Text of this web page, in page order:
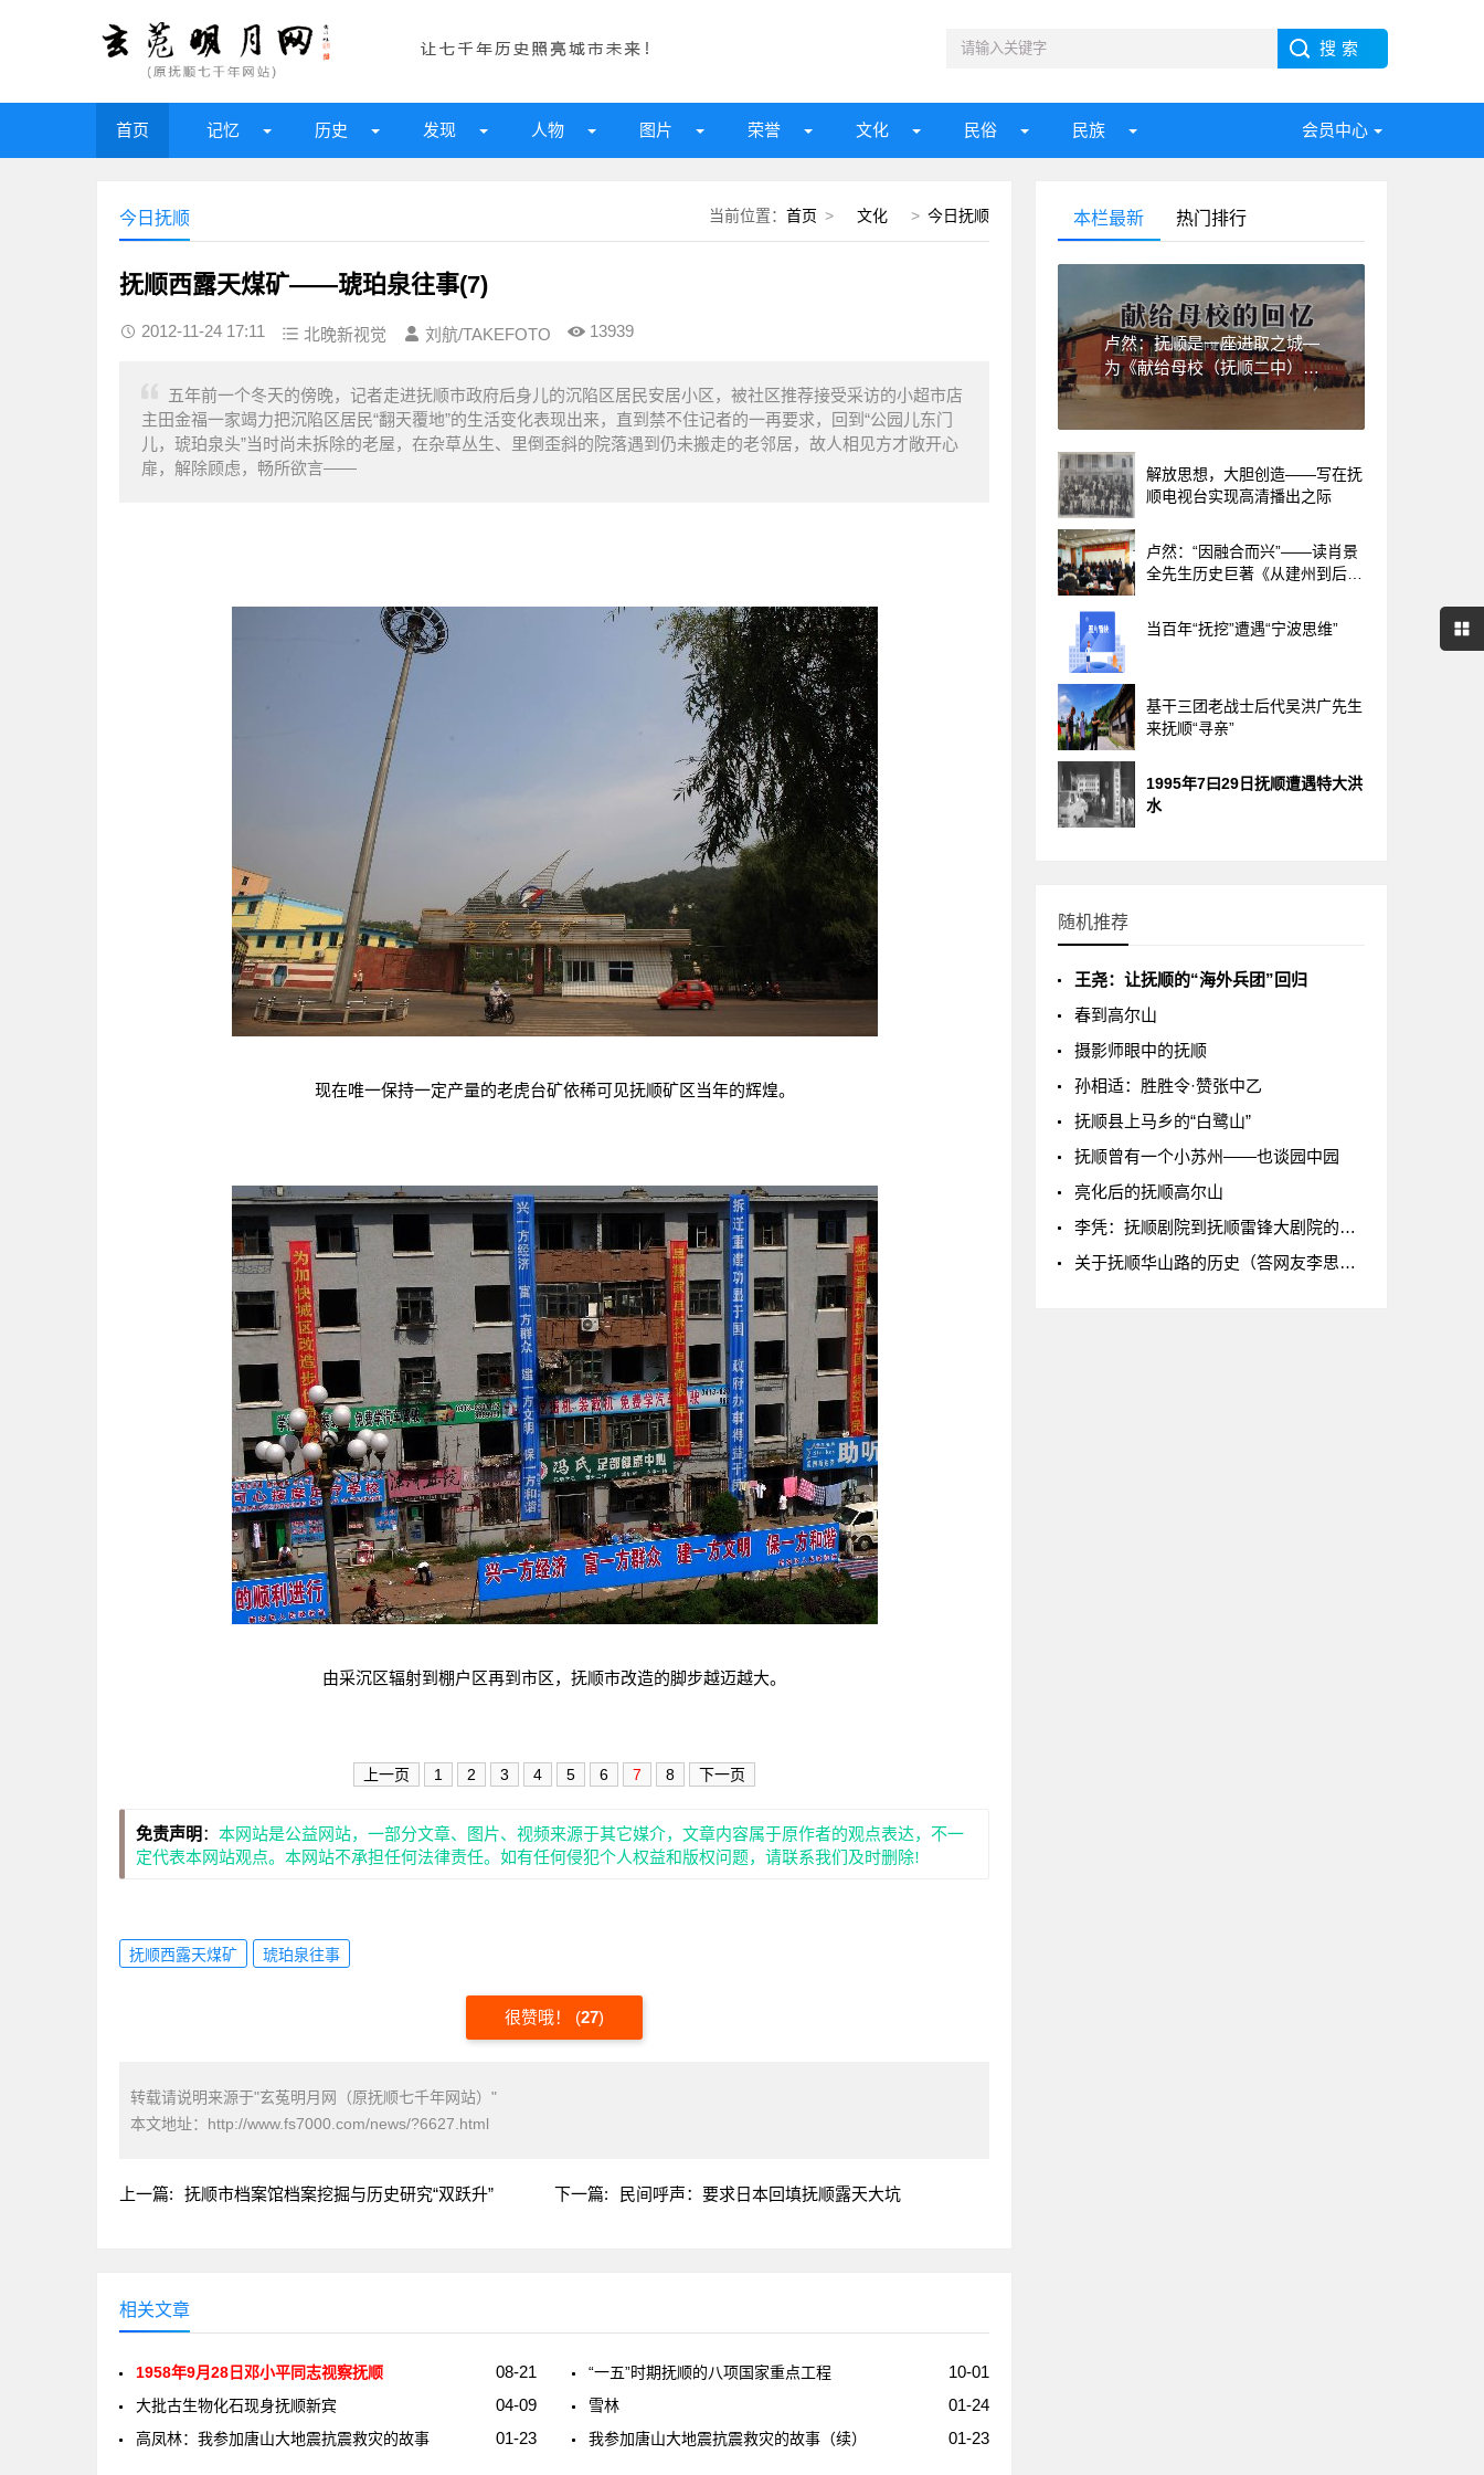
首页 记忆 历史 发现 人物 图片 荣誉 文化 民俗 民族 会员中心
当前位置： 首页 > 文化 > 今日抚顺
今日抚顺
抚顺西露天煤矿——琥珀泉往事(7)
2012-11-24 17:11 北晚新视觉 刘航/TAKEFOTO 13939
五年前一个冬天的傍晚，记者走进抚顺市政府后身儿的沉陷区居民安居小区，被社区推荐接受采访的小超市店
主田金福一家竭力把沉陷区居民“翻天覆地”的生活变化表现出来，直到禁不住记者的一再要求，回到“公园儿东门
儿，琥珀泉头”当时尚未拆除的老屋，在杂草丛生、里倒歪斜的院落遇到仍未搬走的老邻居，故人相见方才敞开心
扉，解除顾虑，畅所欲言——
现在唯一保持一定产量的老虎台矿依稀可见抚顺矿区当年的辉煌。
由采沉区辐射到棚户区再到市区，抚顺市改造的脚步越迈越大。
上一页 1 2 3 4 5 6 7 8 下一页
免责声明 ： 本网站是公益网站，一部分文章、图片、视频来源于其它媒介，文章内容属于原作者的观点表达，不一
定代表本网站观点。本网站不承担任何法律责任。如有任何侵犯个人权益和版权问题，请联系我们及时删除!
抚顺西露天煤矿 琥珀泉往事
很赞哦！ (27)
转载请说明来源于"玄菟明月网（原抚顺七千年网站）"
本文地址： http://www.fs7000.com/news/?6627.html
上一篇: 抚顺市档案馆档案挖掘与历史研究“双跃升” 下一篇: 民间呼声：要求日本回填抚顺露天大坑
相关文章
08-21
1958年9月28日邓小平同志视察抚顺 10-01
“一五”时期抚顺的八项国家重点工程
04-09
大批古生物化石现身抚顺新宾 01-24
雪林
01-23
高凤林：我参加唐山大地震抗震救灾的故事 01-23
我参加唐山大地震抗震救灾的故事（续）
本栏最新 热门排行
卢然：抚顺是一座进取之城—
为《献给母校（抚顺二中）的
回忆》一书作序
解放思想，大胆创造——写在抚
顺电视台实现高清播出之际
卢然：“因融合而兴”——读肖景
全先生历史巨著《从建州到后
当百年“抚挖”遭遇“宁波思维”
基干三团老战士后代吴洪广先生
来抚顺“寻亲”
1995年7曰29日抚顺遭遇特大洪
水
随机推荐
王尧：让抚顺的“海外兵团”回归
春到高尔山
摄影师眼中的抚顺
孙相适：胜胜令·赞张中乙
抚顺县上马乡的“白鹭山”
抚顺曾有一个小苏州——也谈园中园
亮化后的抚顺高尔山
李凭：抚顺剧院到抚顺雷锋大剧院的嬗变
关于抚顺华山路的历史（答网友李思扬）